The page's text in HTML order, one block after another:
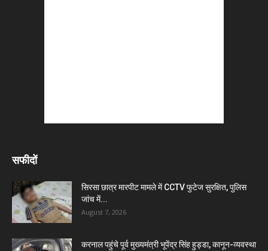
सफीदों
सिरसा छात्र मारपीट मामले में CCTV फुटेज सुरक्षित, पुलिस
जांच में...
August 7, 2026
करनाल पहुंचे पूर्व मुख्यमंत्री भूपेंद्र सिंह हुड्डा, कानून-व्यवस्था